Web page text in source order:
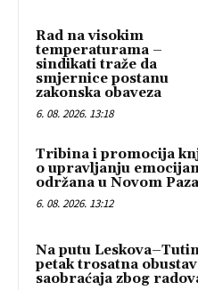
Rad na visokim
temperaturama –
sindikati traže da
smjernice postanu
zakonska obaveza
6. 08. 2026. 13:18
Tribina i promocija
o upravljanju
održana u Novom
6. 08. 2026. 13:12
Na putu
petak trosatna
saobraćaja zbog